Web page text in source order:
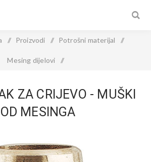
/ Proizvodi / Potrošni materijal /
Mesing dijelovi /
ZA CRIJEVO - MUŠKI
OD MESINGA